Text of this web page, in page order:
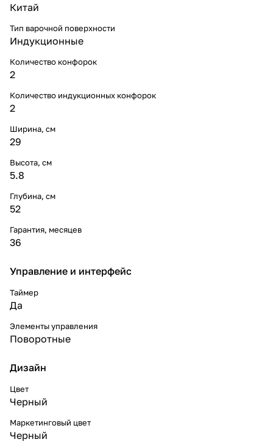
Китай
Тип варочной поверхности
Индукционные
Количество конфорок
2
Количество индукционных конфорок
2
Ширина, см
29
Высота, см
5.8
Глубина, см
52
Гарантия, месяцев
36
Управление и интерфейс
Таймер
Да
Элементы управления
Поворотные
Дизайн
Цвет
Черный
Маркетинговый цвет
Черный